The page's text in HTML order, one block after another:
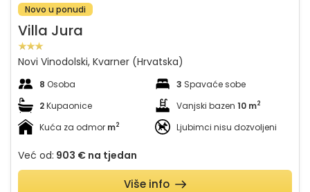
Novo u ponudi
Villa Jura
Novi Vinodolski, Kvarner (Hrvatska)
8 Osoba 3 Spavaće sobe
2Kupaonice Vanjski bazen 10 m2
Kuća za odmor m2 Ljubimci nisu dozvoljeni
Već od: 903 € na tjedan
Više info